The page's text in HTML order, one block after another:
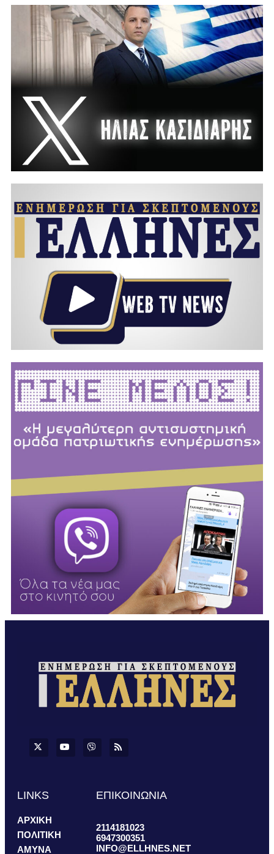
LINKS
ΑΡΧΙΚΗ
ΠΟΛΙΤΙΚΗ
ΑΜΥΝΑ
ΕΠΙΚΟΙΝΩΝΙΑ
2114181023
6947300351
INFO@ELLHNES.NET